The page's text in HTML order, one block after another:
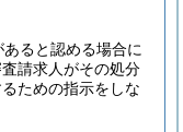
ると認める場合に
請求人がその処分
ための指示をしな